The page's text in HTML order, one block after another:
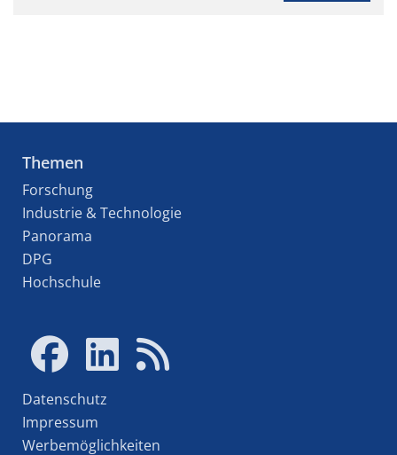
Themen
Forschung
Industrie & Technologie
Panorama
DPG
Hochschule
Datenschutz
Impressum
Werbemöglichkeiten